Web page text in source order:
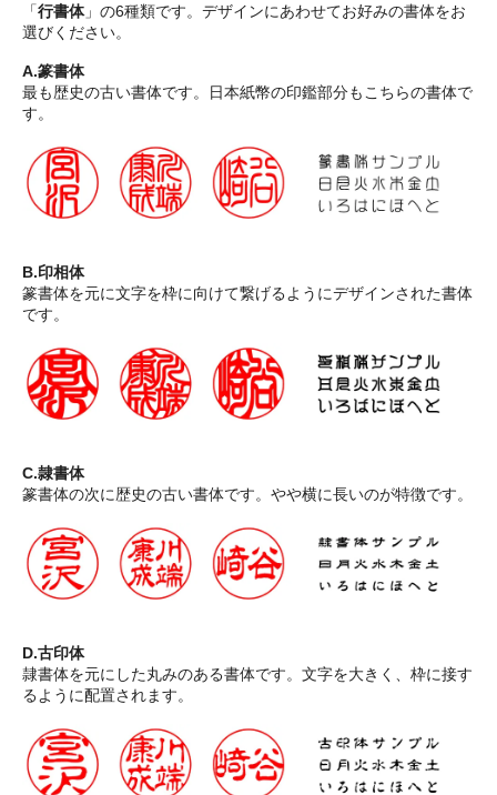
「行書体」の6種類です。デザインにあわせてお好みの書体をお
選びください。
A.篆書体
最も歴史の古い書体です。日本紙幣の印鑑部分もこちらの書体で
す。
B.印相体
篆書体を元に文字を枠に向けて繋げるようにデザインされた書体
です。
C.隷書体
篆書体の次に歴史の古い書体です。やや横に長いのが特徴です。
D.古印体
隷書体を元にした丸みのある書体です。文字を大きく、枠に接す
るように配置されます。